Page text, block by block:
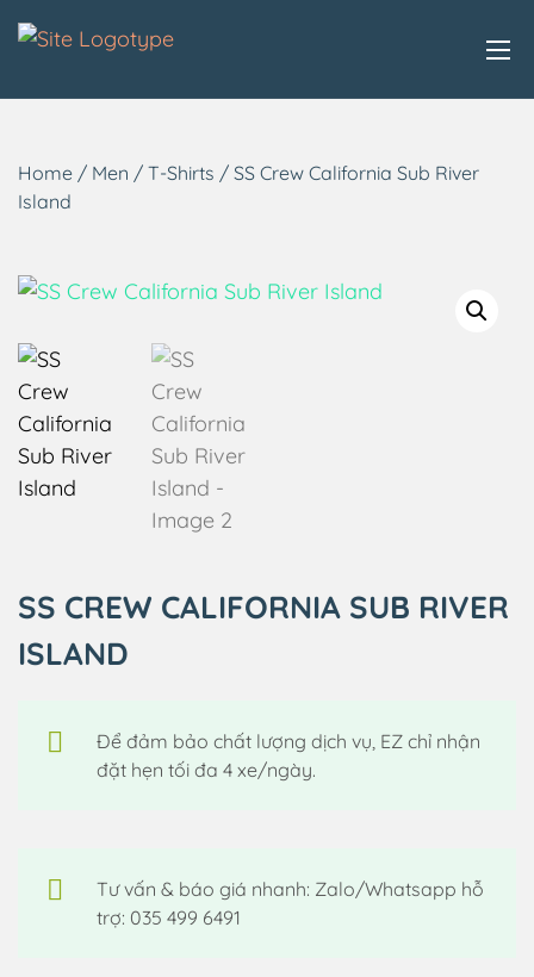
Home / Men / T-Shirts / SS Crew California Sub River
Island
SS CREW CALIFORNIA SUB RIVER
ISLAND
Để đảm bảo chất lượng dịch vụ, EZ chỉ nhận
đặt hẹn tối đa 4 xe/ngày.
Tư vấn & báo giá nhanh: Zalo/Whatsapp hỗ
trợ: 035 499 6491